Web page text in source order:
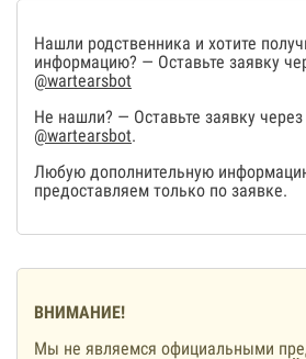
Нашли родственника и хотите
информацию? — Оставьте заявку
@wartearsbot
Не нашли? — Оставьте заявку
@wartearsbot.
Любую дополнительную
предоставляем только по заявке.
ВНИМАНИЕ!
Мы не являемся официальными